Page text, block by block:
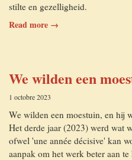
stilte en gezelligheid.
Read more →
We wilden een
1 octobre 2023
We wilden een moestuin, en hij
Het derde jaar (2023) werd wat
ofwel 'une année décisive' kan
aanpak om het werk beter aan